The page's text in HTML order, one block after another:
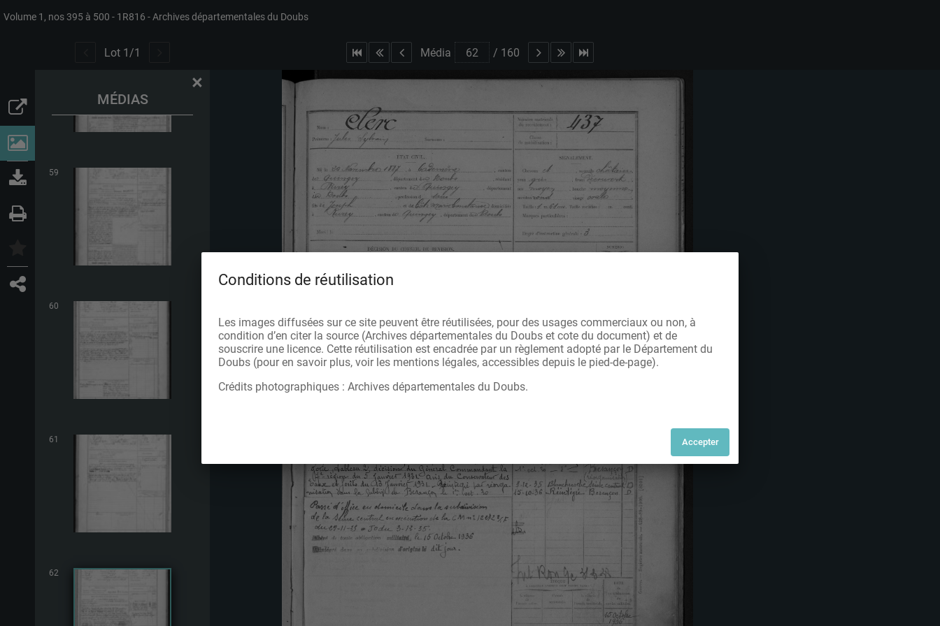
Volume 1, nos 395 à 500 1R816 Archives départementales du Doubs
Lot 1 /1 Média / 160
MÉDIAS
×
59
60
61
62
Conditions de réutilisation
Les images diffusées sur ce site peuvent être réutilisées, pour des usages commerciaux ou non, à
condition d’en citer la source (Archives départementales du Doubs et cote du document) et de
souscrire une licence. Cette réutilisation est encadrée par un règlement adopté par le Département du
Doubs (pour en savoir plus, voir les mentions légales, accessibles depuis le pied-de-page).
Crédits photographiques : Archives départementales du Doubs.